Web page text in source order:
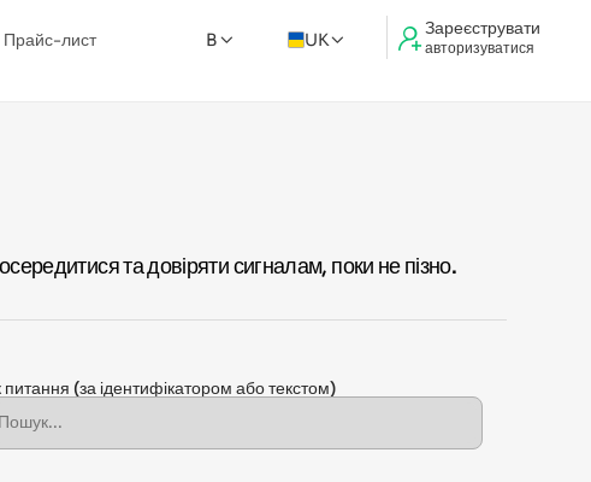
Зареєструвати
авторизуватися
UK
Прайс-лист B
та довіряти сигналам, поки не пізно.
(за ідентифікатором або текстом)